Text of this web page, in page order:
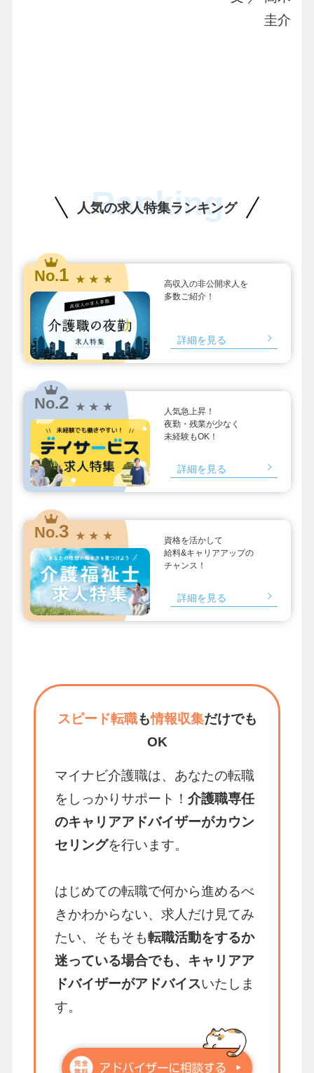
圭介
人気の求人特集ランキング
Ranking
No.1 ★ ★ ★
高収入の非公開求人を
多数ご紹介！
詳細を見る
No.2 ★ ★ ★
人気急上昇！
夜勤・残業が少なく
未経験もOK！
詳細を見る
No.3 ★ ★ ★
資格を活かして
給料&キャリアアップの
チャンス！
詳細を見る
スピード転職も情報収集だけでも
OK
マイナビ介護職は、あなたの転職
をしっかりサポート！ 介護職専任
のキャリアアドバイザーがカウン
セリングを行います。
はじめての転職で何から進めるべ
きかわからない、求人だけ見てみ
たい、そもそも転職活動をするか
迷っている場合でも、キャリアア
ドバイザーがアドバイスいたしま
す。